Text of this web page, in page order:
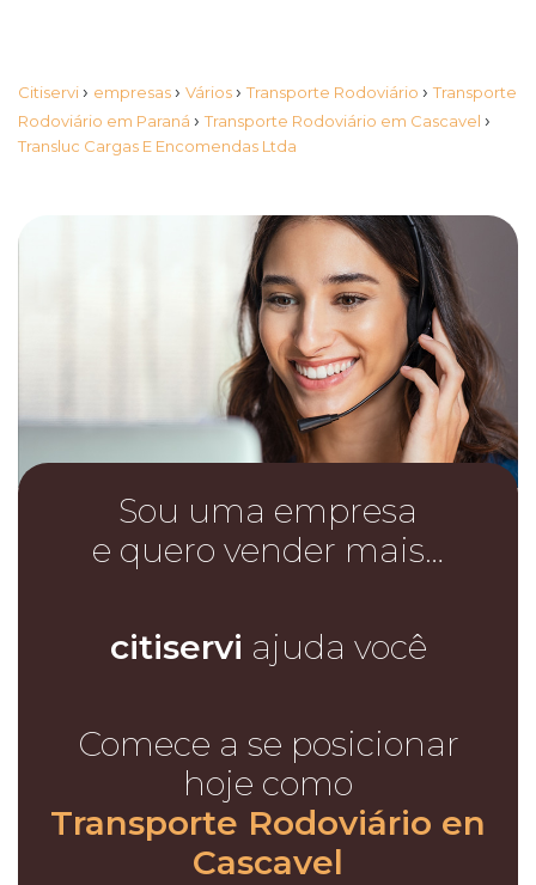
Citiservi › empresas › Vários › Transporte Rodoviário › Transporte
Rodoviário em Paraná › Transporte Rodoviário em Cascavel ›
Transluc Cargas E Encomendas Ltda
Sou uma empresa
e quero vender mais…
citiservi ajuda você
Comece a se posicionar
hoje como
Transporte Rodoviário en
Cascavel